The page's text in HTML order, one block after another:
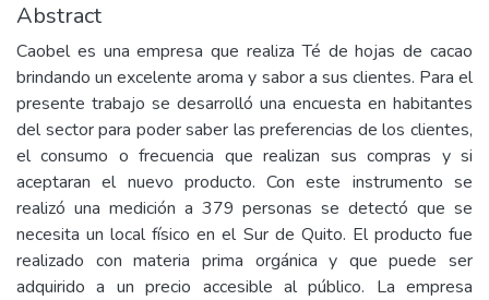
Abstract
Caobel es una empresa que realiza Té de hojas de cacao
brindando un excelente aroma y sabor a sus clientes. Para el
presente trabajo se desarrolló una encuesta en habitantes
del sector para poder saber las preferencias de los clientes,
el consumo o frecuencia que realizan sus compras y si
aceptaran el nuevo producto. Con este instrumento se
realizó una medición a 379 personas se detectó que se
necesita un local físico en el Sur de Quito. El producto fue
realizado con materia prima orgánica y que puede ser
adquirido a un precio accesible al público. La empresa